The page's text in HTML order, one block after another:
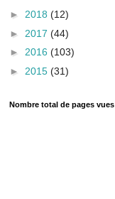
► 2018 (12)
► 2017 (44)
► 2016 (103)
► 2015 (31)
Nombre total de pages vues